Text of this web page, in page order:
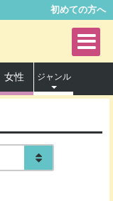
初めての方へ
女性 ジャンル